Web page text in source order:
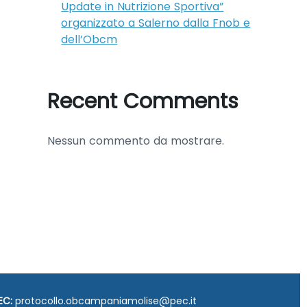
Update in Nutrizione Sportiva”
organizzato a Salerno dalla Fnob e
dell’Obcm
Recent Comments
Nessun commento da mostrare.
protocollo.obcampaniamolise@pec.it